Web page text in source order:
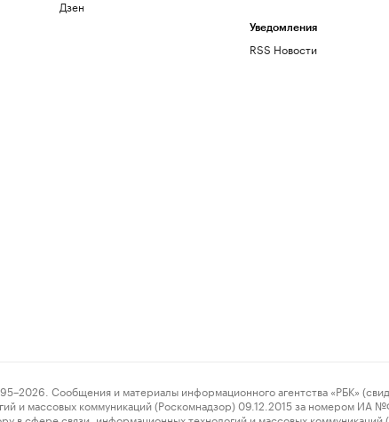
Дзен
Уведомления
RSS Новости
Сообщения и материалы информационного агентства «РБК»
и массовых коммуникаций (Роскомнадзор) 09.12.2015 за номером ИА